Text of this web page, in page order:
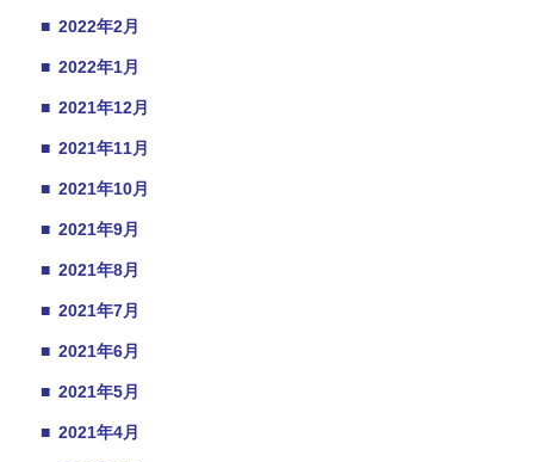
■ 2022年2月
■ 2022年1月
■ 2021年12月
■ 2021年11月
■ 2021年10月
■ 2021年9月
■ 2021年8月
■ 2021年7月
■ 2021年6月
■ 2021年5月
■ 2021年4月